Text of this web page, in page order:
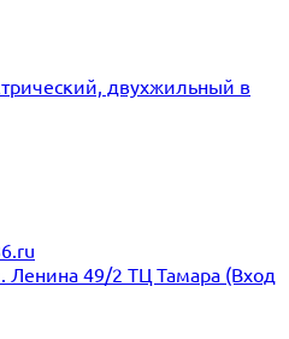
двухжильный в
Ленина 49/2 ТЦ Тамара (Вход